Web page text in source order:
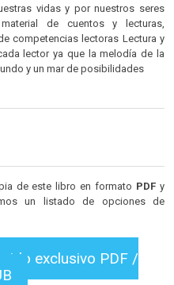
vidas y por nuestros seres
de cuentos y lecturas,
competencias lectoras Lectura y
lector ya que la melodía de la
y un mar de posibilidades
de este libro en formato PDF y
un listado de opciones de
exclusivo PDF /